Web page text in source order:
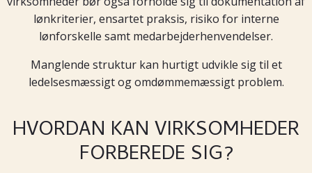
lønkriterier, ensartet praksis, risiko for interne
lønforskelle samt medarbejderhenvendelser.
Manglende struktur kan hurtigt udvikle sig til et
ledelsesmæssigt og omdømmemæssigt problem.
HVORDAN KAN VIRKSOMHEDER
FORBEREDE SIG?